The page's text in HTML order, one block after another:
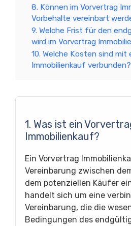
8. Können im Vorvertrag
Vorbehalte vereinbart
9. Welche Frist für den
wird im Vorvertrag
10. Welche Kosten sind mit
Immobilienkauf verbunden?
1. Was ist ein
Immobilienkauf?
Ein Vorvertrag
Vereinbarung zwischen
dem potenziellen Käufer
handelt sich um eine
Vereinbarung, die die
Bedingungen des